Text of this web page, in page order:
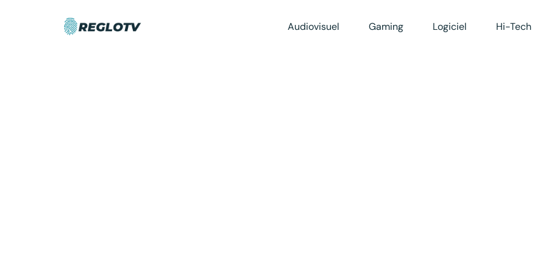
Audiovisuel Gaming Logiciel Hi-Tech